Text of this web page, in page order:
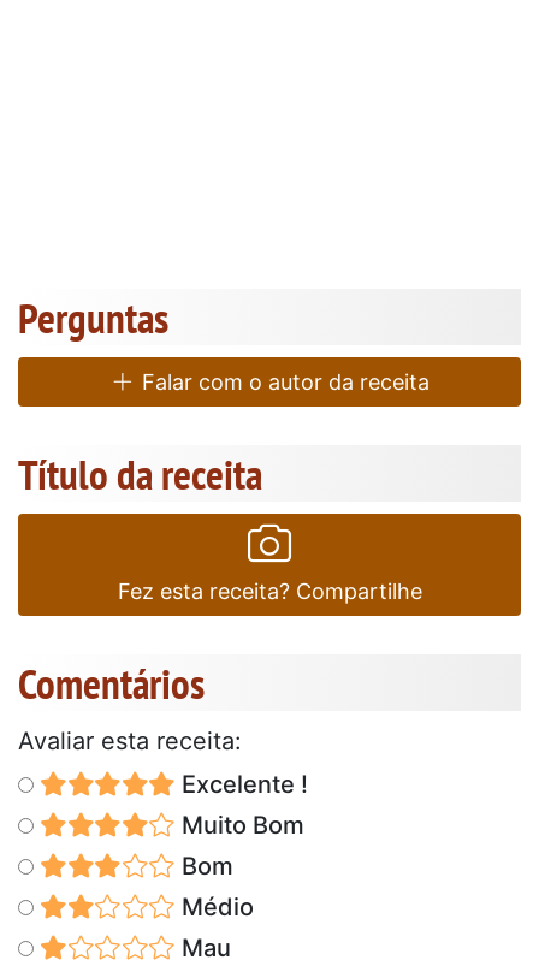
Perguntas
Falar com o autor da receita
Título da receita
Fez esta receita? Compartilhe
Comentários
Avaliar esta receita:
Excelente !
Muito Bom
Bom
Médio
Mau